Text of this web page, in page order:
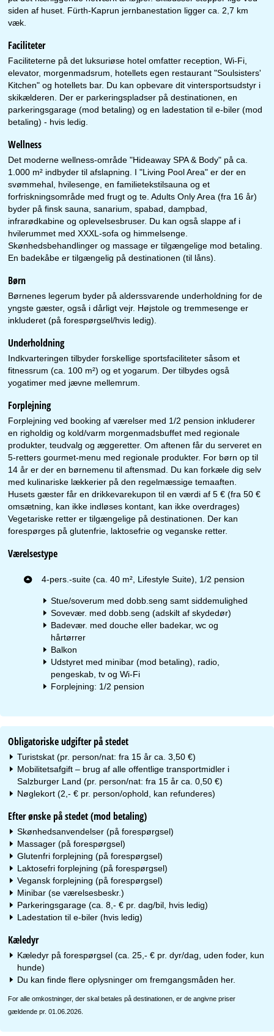
siden af huset. Fürth-Kaprun jernbanestation ligger ca. 2,7 km
væk.
Faciliteter
Faciliteterne på det luksuriøse hotel omfatter reception, Wi-Fi,
elevator, morgenmadsrum, hotellets egen restaurant "Soulsisters'
Kitchen" og hotellets bar. Du kan opbevare dit vintersportsudstyr i
skikælderen. Der er parkeringspladser på destinationen, en
parkeringsgarage (mod betaling) og en ladestation til e-biler (mod
betaling) - hvis ledig.
Wellness
Det moderne wellness-område "Hideaway SPA & Body" på ca.
1.000 m² indbyder til afslapning. I "Living Pool Area" er der en
svømmehal, hvilesenge, en familietekstilsauna og et
forfriskningsområde med frugt og te. Adults Only Area (fra 16 år)
byder på finsk sauna, sanarium, spabad, dampbad,
infrarødkabine og oplevelsesbruser. Du kan også slappe af i
hvilerummet med XXXL-sofa og himmelsenge.
Skønhedsbehandlinger og massage er tilgængelige mod betaling.
En badekåbe er tilgængelig på destinationen (til låns).
Børn
Børnenes legerum byder på alderssvarende underholdning for de
yngste gæster, også i dårligt vejr. Højstole og tremmesenge er
inkluderet (på forespørgsel/hvis ledig).
Underholdning
Indkvarteringen tilbyder forskellige sportsfaciliteter såsom et
fitnessrum (ca. 100 m²) og et yogarum. Der tilbydes også
yogatimer med jævne mellemrum.
Forplejning
Forplejning ved booking af værelser med 1/2 pension inkluderer
en righoldig og kold/varm morgenmadsbuffet med regionale
produkter, teudvalg og æggeretter. Om aftenen får du serveret en
5-retters gourmet-menu med regionale produkter. For børn op til
14 år er der en børnemenu til aftensmad. Du kan forkæle dig selv
med kulinariske lækkerier på den regelmæssige temaaften.
Husets gæster får en drikkevarekupon til en værdi af 5 € (fra 50 €
omsætning, kan ikke indløses kontant, kan ikke overdrages)
Vegetariske retter er tilgængelige på destinationen. Der kan
forespørges på glutenfrie, laktosefrie og veganske retter.
Værelsestype
4-pers.-suite (ca. 40 m², Lifestyle Suite), 1/2 pension
Stue/soverum med dobb.seng samt siddemulighed
Sovevær. med dobb.seng (adskilt af skydedør)
Badevær. med douche eller badekar, wc og
hårtørrer
Balkon
Udstyret med minibar (mod betaling), radio,
pengeskab, tv og Wi-Fi
Forplejning: 1/2 pension
Obligatoriske udgifter på stedet
Turistskat (pr. person/nat: fra 15 år ca. 3,50 €)
Mobilitetsafgift – brug af alle offentlige transportmidler i
Salzburger Land (pr. person/nat: fra 15 år ca. 0,50 €)
Nøglekort (2,- € pr. person/ophold, kan refunderes)
Efter ønske på stedet (mod betaling)
Skønhedsanvendelser (på forespørgsel)
Massager (på forespørgsel)
Glutenfri forplejning (på forespørgsel)
Laktosefri forplejning (på forespørgsel)
Vegansk forplejning (på forespørgsel)
Minibar (se værelsesbeskr.)
Parkeringsgarage (ca. 8,- € pr. dag/bil, hvis ledig)
Ladestation til e-biler (hvis ledig)
Kæledyr
Kæledyr på forespørgsel (ca. 25,- € pr. dyr/dag, uden foder, kun
hunde)
Du kan finde flere oplysninger om fremgangsmåden her.
For alle omkostninger, der skal betales på destinationen, er de angivne priser
gældende pr. 01.06.2026.